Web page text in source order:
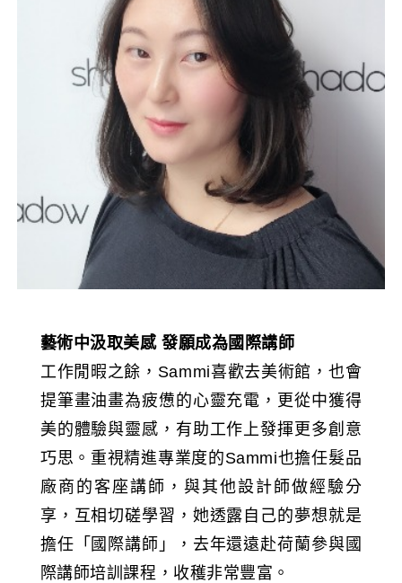
藝術中汲取美感 發願成為國際講師
工作閒暇之餘，Sammi喜歡去美術館，也會
提筆畫油畫為疲憊的心靈充電，更從中獲得
美的體驗與靈感，有助工作上發揮更多創意
巧思。重視精進專業度的Sammi也擔任髮品
廠商的客座講師，與其他設計師做經驗分
享，互相切磋學習，她透露自己的夢想就是
擔任「國際講師」，去年還遠赴荷蘭參與國
際講師培訓課程，收穫非常豐富。